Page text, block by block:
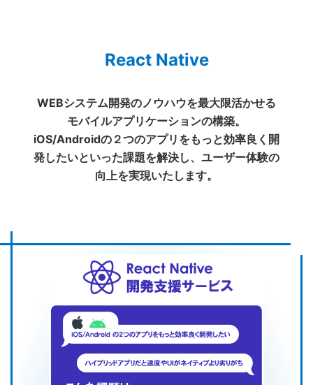
React Native
WEBシステム開発のノウハウを最大限活かせる
モバイルアプリケーションの構築。
iOS/Androidの２つのアプリをもっと効率良く開
発したいといった課題を解決し、ユーザー体験の
向上を実現いたします。